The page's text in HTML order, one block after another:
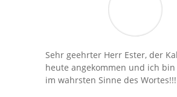
Sehr geehrter Herr Ester, der
heute angekommen und ich
im wahrsten Sinne des Wortes!!!